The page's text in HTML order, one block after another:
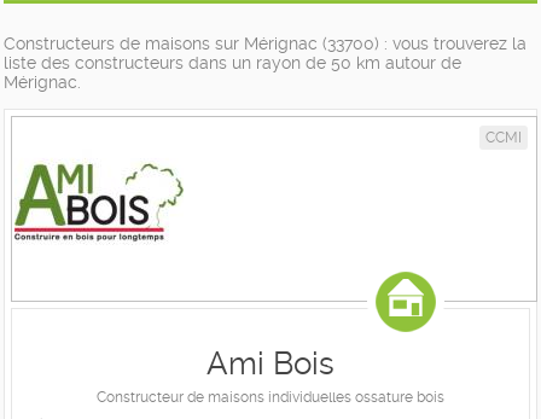
Constructeurs de maisons sur Mérignac (33700) : vous trouverez la
liste des constructeurs dans un rayon de 50 km autour de
Mérignac.
CCMI
Ami Bois
Constructeur de maisons individuelles ossature bois